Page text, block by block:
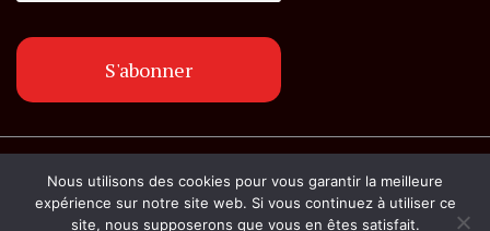
© Copyright lemagazineinfo.fr. Tous droits
réservés.
Nous utilisons des cookies pour vous garantir la meilleure
expérience sur notre site web. Si vous continuez à utiliser ce
site, nous supposerons que vous en êtes satisfait.